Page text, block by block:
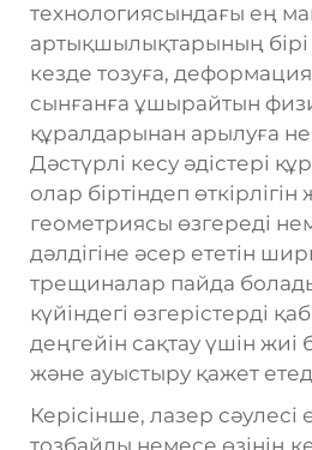
технологиясындағы ең
артықшылықтарының
кезде тозуға,
сынғанға ұшырайтын
құралдарынан арылуға
Дәстүрлі кесу әдістері
олар біртіндеп
геометриясы өзгереді
дәлдігіне әсер ететін
трещиналар пайда
күйіндегі өзгерістерді
деңгейін сақтау үшін жиі
және ауыстыру қажет
Керісінше, лазер сәулесі
тозбайды немесе өзінің